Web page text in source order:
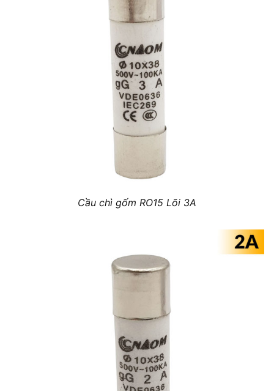
Cầu chì gốm RO15 Lõi 3A